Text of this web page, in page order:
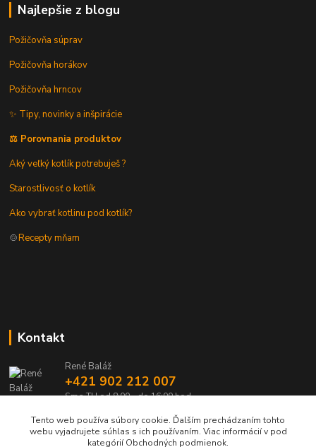
Najlepšie z blogu
Požičovňa súprav
Požičovňa horákov
Požičovňa hrncov
✨ Tipy, novinky a inšpirácie
⚖️ Porovnania produktov
Aký veľký kotlík potrebuješ ?
Starostlivosť o kotlík
Ako vybrať kotlinu pod kotlík?
🍲Recepty mňam
Kontakt
René Baláž
+421 902 212 007
Sme TU od 8:00 - do 16:00 hod
info@kotlik.sk
Tento web používa súbory cookie. Ďalším prechádzaním tohto
webu vyjadrujete súhlas s ich používaním. Viac informácií v pod
kategórií Obchodných podmienok.